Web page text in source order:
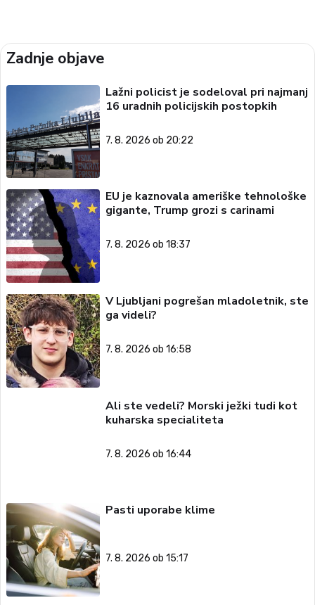
Zadnje objave
Lažni policist je sodeloval pri najmanj
16 uradnih policijskih postopkih
7. 8. 2026 ob 20:22
EU je kaznovala ameriške tehnološke
gigante, Trump grozi s carinami
7. 8. 2026 ob 18:37
V Ljubljani pogrešan mladoletnik, ste
ga videli?
7. 8. 2026 ob 16:58
Ali ste vedeli? Morski ježki tudi kot
kuharska specialiteta
7. 8. 2026 ob 16:44
Pasti uporabe klime
7. 8. 2026 ob 15:17